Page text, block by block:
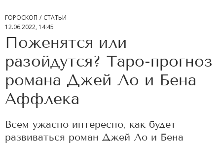
ГОРОСКОП
СТАТЬИ
12.06.2022, 14:45
Поженятся или
разойдутся? Таро-прогноз
романа Джей Ло и Бена
Аффлека
Всем ужасно интересно, как будет
развиваться роман Джей Ло и Бена